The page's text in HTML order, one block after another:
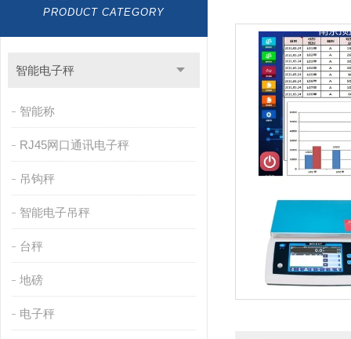
PRODUCT CATEGORY
智能电子秤
智能称
RJ45网口通讯电子秤
吊钩秤
智能电子吊秤
台秤
地磅
电子秤